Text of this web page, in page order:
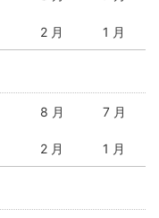
2 月 1 月
8 月 7 月
2 月 1 月